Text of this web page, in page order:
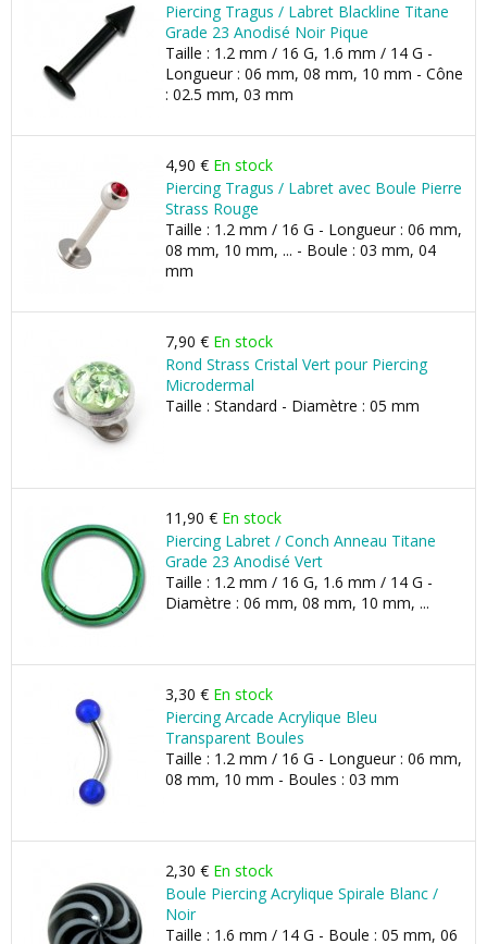
Piercing Tragus / Labret Blackline Titane
Grade 23 Anodisé Noir Pique
Taille : 1.2 mm / 16 G, 1.6 mm / 14 G -
Longueur : 06 mm, 08 mm, 10 mm - Cône
: 02.5 mm, 03 mm
4,90 € En stock
Piercing Tragus / Labret avec Boule Pierre
Strass Rouge
Taille : 1.2 mm / 16 G - Longueur : 06 mm,
08 mm, 10 mm, ... - Boule : 03 mm, 04
mm
7,90 € En stock
Rond Strass Cristal Vert pour Piercing
Microdermal
Taille : Standard - Diamètre : 05 mm
11,90 € En stock
Piercing Labret / Conch Anneau Titane
Grade 23 Anodisé Vert
Taille : 1.2 mm / 16 G, 1.6 mm / 14 G -
Diamètre : 06 mm, 08 mm, 10 mm, ...
3,30 € En stock
Piercing Arcade Acrylique Bleu
Transparent Boules
Taille : 1.2 mm / 16 G - Longueur : 06 mm,
08 mm, 10 mm - Boules : 03 mm
2,30 € En stock
Boule Piercing Acrylique Spirale Blanc /
Noir
Taille : 1.6 mm / 14 G - Boule : 05 mm, 06